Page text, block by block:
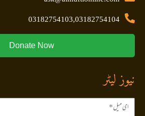
03182754103,03182754104
Donate Now
نیوز لیٹر